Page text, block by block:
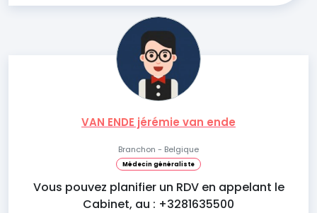
VAN ENDE jérémie van ende
Branchon - Belgique
Médecin généraliste
Vous pouvez planifier un RDV en appelant le
Cabinet, au : +3281635500